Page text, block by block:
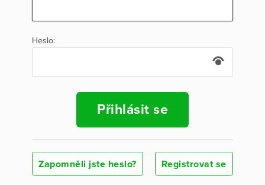
Heslo:
Přihlásit se
Zapomněli jste heslo? Registrovat se